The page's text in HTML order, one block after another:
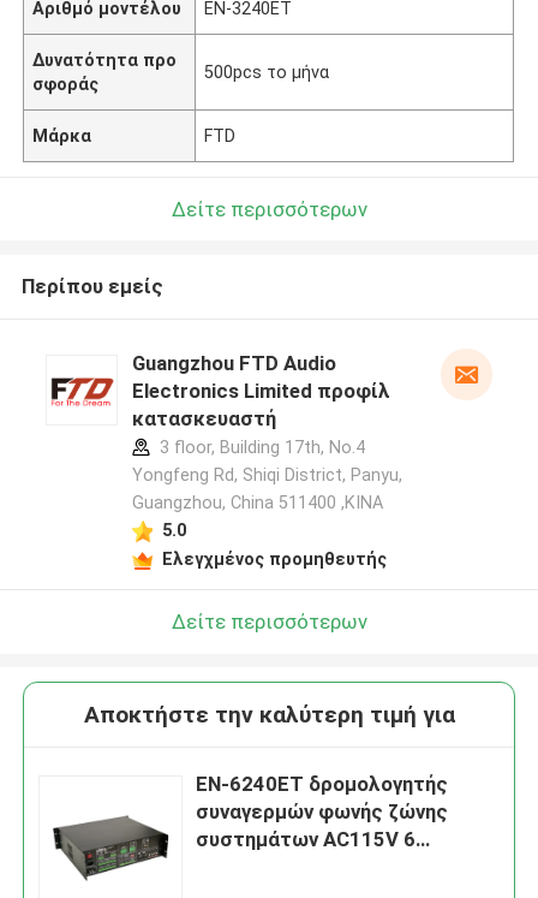
Αριθμό μοντέλου EN-3240ET
Δυνατότητα προ
σφοράς
500pcs το μήνα
Μάρκα FTD
Δείτε περισσότερων
Περίπου εμείς
Guangzhou FTD Audio
Electronics Limited προφίλ
κατασκευαστή
3 floor, Building 17th, No.4
Yongfeng Rd, Shiqi District, Panyu,
Guangzhou, China 511400 ,ΚΙΝΑ
5.0
Ελεγχμένος προμηθευτής
Δείτε περισσότερων
Αποκτήστε την καλύτερη τιμή για
EN-6240ET δρομολογητής
συναγερμών φωνής ζώνης
συστημάτων AC115V 6